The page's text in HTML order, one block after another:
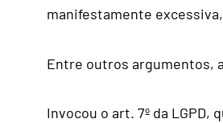
manifestamente
Entre outros argumentos,
Invocou o art. 7º da